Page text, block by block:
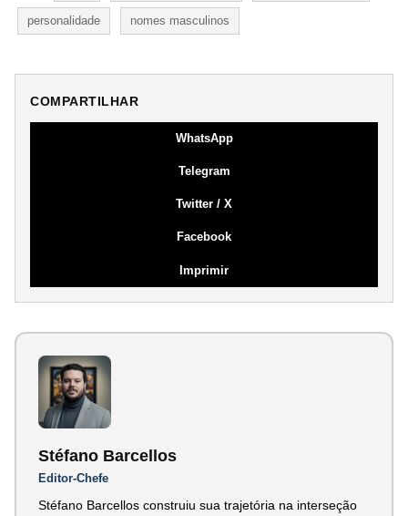
personalidade nomes masculinos
COMPARTILHAR
WhatsApp
Telegram
Twitter / X
Facebook
Imprimir
Stéfano Barcellos
Editor-Chefe
Stéfano Barcellos construiu sua trajetória na interseção